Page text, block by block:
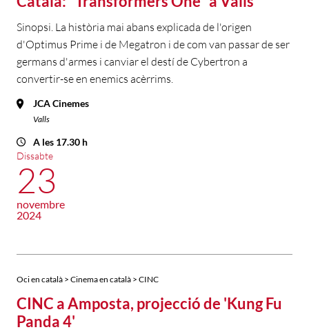
Sinopsi. La història mai abans explicada de l'origen
d'Optimus Prime i de Megatron i de com van passar de ser
germans d'armes i canviar el destí de Cybertron a
convertir-se en enemics acèrrims.
JCA Cinemes
Valls
A les 17.30 h
Dissabte
23
novembre
2024
Oci en català > Cinema en català > CINC
CINC a Amposta, projecció de 'Kung Fu
Panda 4'